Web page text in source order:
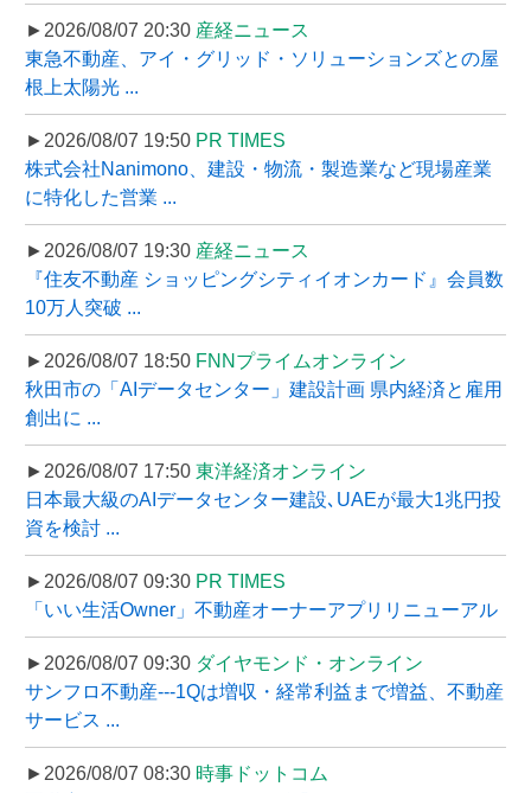
►2026/08/07 20:30 産経ニュース
東急不動産、アイ・グリッド・ソリューションズとの屋
根上太陽光 ...
►2026/08/07 19:50 PR TIMES
株式会社Nanimono、建設・物流・製造業など現場産業
に特化した営業 ...
►2026/08/07 19:30 産経ニュース
『住友不動産 ショッピングシティイオンカード』会員数
10万人突破 ...
►2026/08/07 18:50 FNNプライムオンライン
秋田市の「AIデータセンター」建設計画 県内経済と雇用
創出に ...
►2026/08/07 17:50 東洋経済オンライン
日本最大級のAIデータセンター建設､UAEが最大1兆円投
資を検討 ...
►2026/08/07 09:30 PR TIMES
「いい生活Owner」不動産オーナーアプリリニューアル
►2026/08/07 09:30 ダイヤモンド・オンライン
サンフロ不動産---1Qは増収・経常利益まで増益、不動産
サービス ...
►2026/08/07 08:30 時事ドットコム